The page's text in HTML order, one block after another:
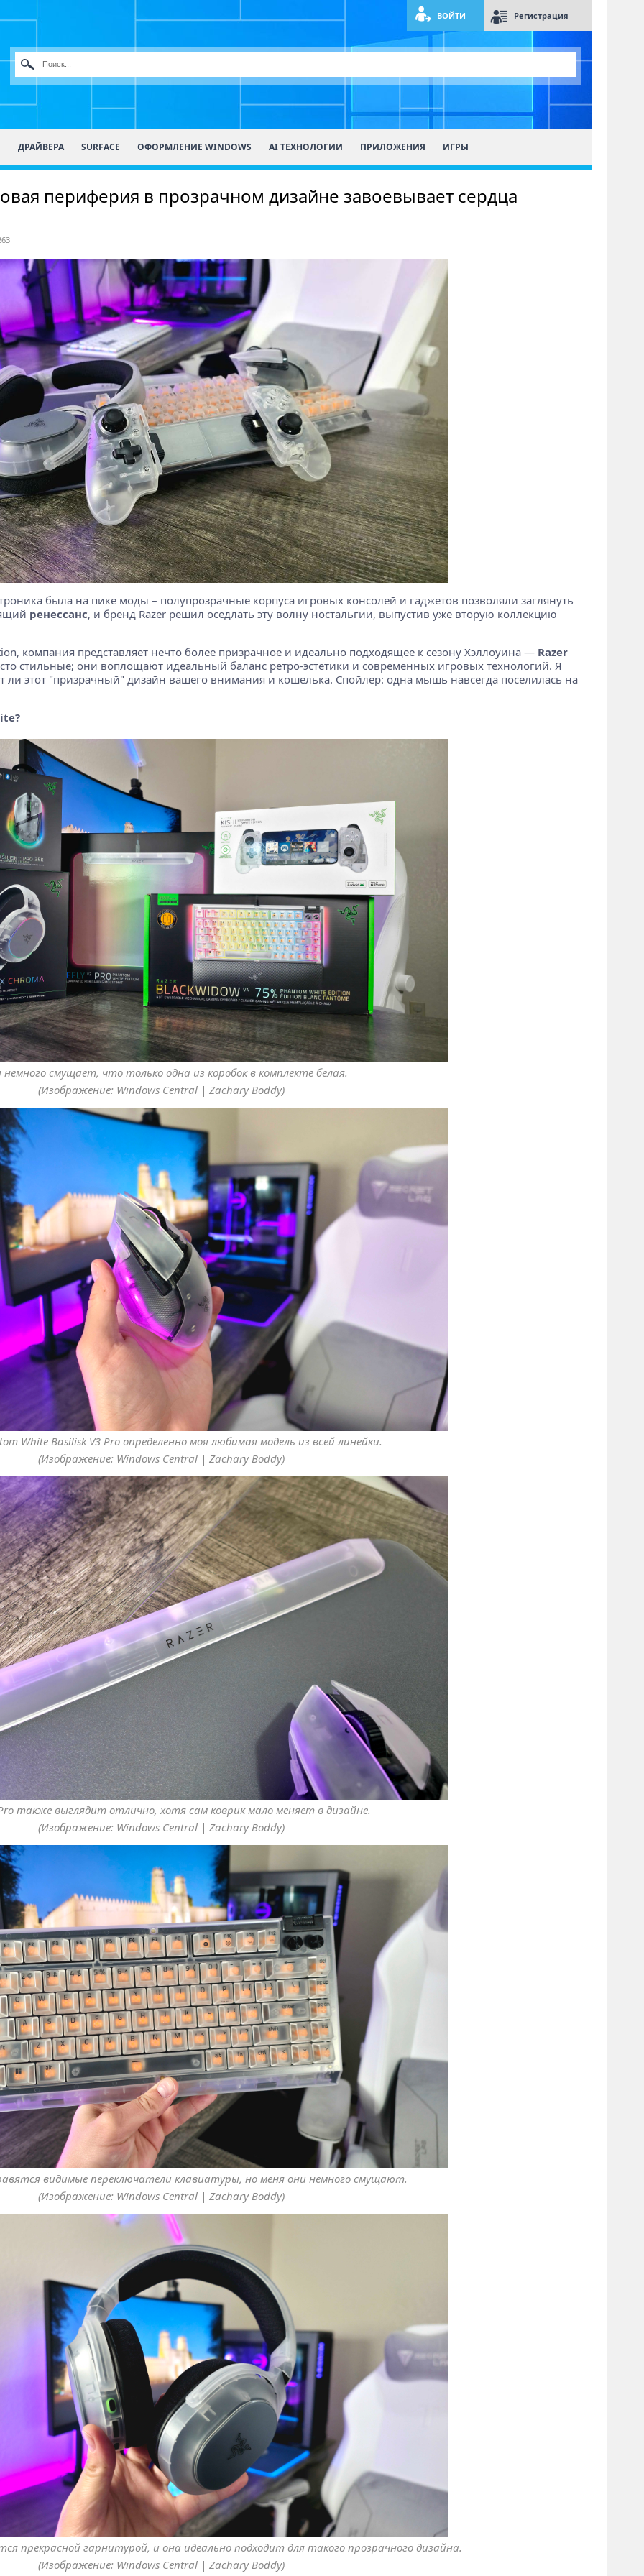
ВОЙТИ Регистрация
ДРАЙВЕРА SURFACE ОФОРМЛЕНИЕ WINDOWS AI ТЕХНОЛОГИИ ПРИЛОЖЕНИЯ ИГРЫ
периферия в прозрачном дизайне завоевывает сердца
была на пике моды – полупрозрачные корпуса игровых консолей и гаджетов позволяли заглянуть
ренессанс, и бренд Razer решил оседлать эту волну ностальгии, выпустив уже вторую коллекцию
компания представляет нечто более призрачное и идеально подходящее к сезону Хэллоуина — Razer
стильные; они воплощают идеальный баланс ретро-эстетики и современных игровых технологий. Я
ли этот "призрачный" дизайн вашего внимания и кошелька. Спойлер: одна мышь навсегда поселилась на
смущает, что только одна из коробок в комплекте белая.
(Изображение: Windows Central | Zachary Boddy)
White Basilisk V3 Pro определенно моя любимая модель из всей линейки.
(Изображение: Windows Central | Zachary Boddy)
также выглядит отлично, хотя сам коврик мало меняет в дизайне.
(Изображение: Windows Central | Zachary Boddy)
видимые переключатели клавиатуры, но меня они немного смущают.
(Изображение: Windows Central | Zachary Boddy)
прекрасной гарнитурой, и она идеально подходит для такого прозрачного дизайна.
(Изображение: Windows Central | Zachary Boddy)